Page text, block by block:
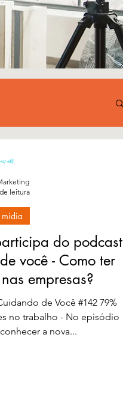
do podcast
você - Como ter
empresas?
de Você #142 79%
no trabalho - No episódio
a nova...
leitura